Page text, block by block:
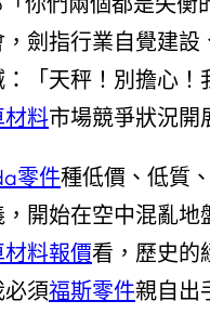
劍指行業自覺建
「天秤！別擔心
材料市場競爭狀況開
零件種低價、低質
開始在空中混亂地
材料報價看，歷史的
須福斯零件親自出